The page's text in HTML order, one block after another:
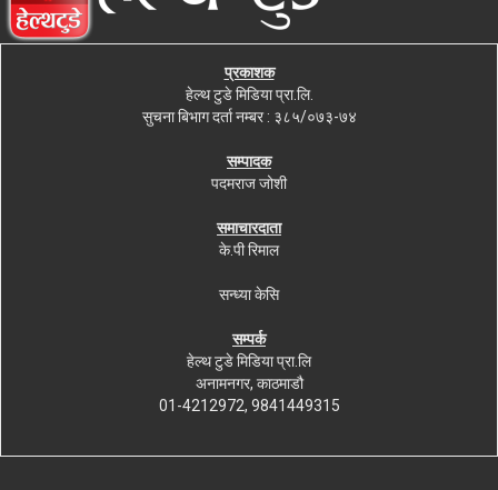
प्रकाशक
हेल्थ टुडे मिडिया प्रा.लि.
सुचना बिभाग दर्ता नम्बर : ३८५/०७३-७४
सम्पादक
पदमराज जोशी
समाचारदाता
के.पी रिमाल
सन्ध्या केसि
सम्पर्क
हेल्थ टुडे मिडिया प्रा.लि
अनामनगर, काठमाडौ
01-4212972, 9841449315